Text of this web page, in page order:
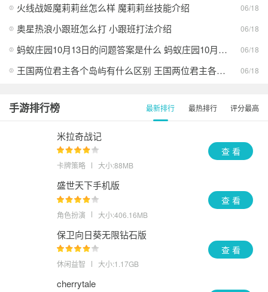
火线战姬魔莉莉丝怎么样 魔莉莉丝技能介绍 06/18
奥星热浪小跟班怎么打 小跟班打法介绍 06/18
蚂蚁庄园10月13日的问题答案是什么 蚂蚁庄园10月13日答案最新分享 06/18
王国两位君主各个岛屿有什么区别 王国两位君主各个岛屿的异同 06/18
手游排行榜 最新排行 最热排行 评分最高
米拉奇战记
卡牌策略 大小:88MB
查 看
盛世天下手机版
角色扮演 大小:406.16MB
查 看
保卫向日葵无限钻石版
休闲益智 大小:1.17GB
查 看
cherrytale